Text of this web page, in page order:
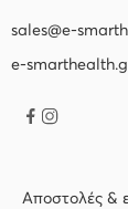
sales@e-
e-
Αποστολές &